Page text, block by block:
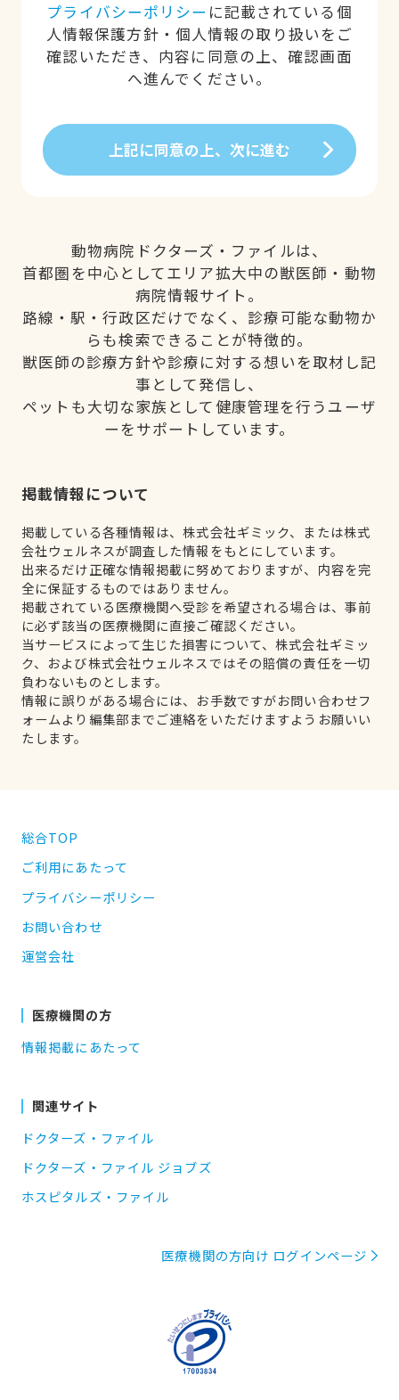
プライバシーポリシー に記載されている個
人情報保護方針・個人情報の取り扱いをご
確認いただき、内容に同意の上、確認画面
へ進んでください。
上記に同意の上、次に進む
動物病院ドクターズ・ファイルは、
首都圏を中心としてエリア拡大中の獣医師・動物
病院情報サイト。
路線・駅・行政区だけでなく、診療可能な動物か
らも検索できることが特徴的。
獣医師の診療方針や診療に対する想いを取材し記
事として発信し、
ペットも大切な家族として健康管理を行うユーザ
ーをサポートしています。
掲載情報について
掲載している各種情報は、株式会社ギミック、または株式
会社ウェルネスが調査した情報をもとにしています。
出来るだけ正確な情報掲載に努めておりますが、内容を完
全に保証するものではありません。
掲載されている医療機関へ受診を希望される場合は、事前
に必ず該当の医療機関に直接ご確認ください。
当サービスによって生じた損害について、株式会社ギミッ
ク、および株式会社ウェルネスではその賠償の責任を一切
負わないものとします。
情報に誤りがある場合には、お手数ですがお問い合わせフ
ォームより編集部までご連絡をいただけますようお願いい
たします。
総合TOP
ご利用にあたって
プライバシーポリシー
お問い合わせ
運営会社
医療機関の方
情報掲載にあたって
関連サイト
ドクターズ・ファイル
ドクターズ・ファイル ジョブズ
ホスピタルズ・ファイル
医療機関の方向け ログインページ